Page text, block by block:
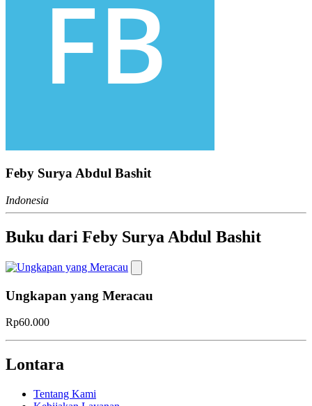
Feby Surya Abdul Bashit
Indonesia
Buku dari Feby Surya Abdul Bashit
Ungkapan yang Meracau
Rp60.000
Lontara
Tentang Kami